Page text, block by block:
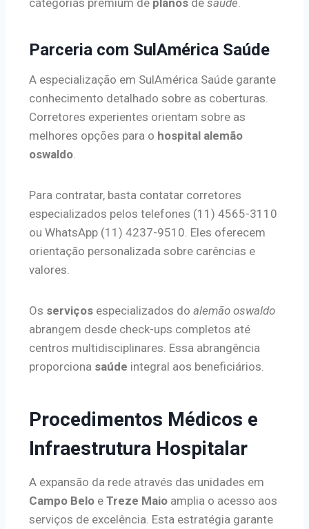
categorias premium de planos de saúde.
Parceria com SulAmérica Saúde
A especialização em SulAmérica Saúde garante
conhecimento detalhado sobre as coberturas.
Corretores experientes orientam sobre as
melhores opções para o hospital alemão
oswaldo.
Para contratar, basta contatar corretores
especializados pelos telefones (11) 4565-3110
ou WhatsApp (11) 4237-9510. Eles oferecem
orientação personalizada sobre carências e
valores.
Os serviços especializados do alemão oswaldo
abrangem desde check-ups completos até
centros multidisciplinares. Essa abrangência
proporciona saúde integral aos beneficiários.
Procedimentos Médicos e
Infraestrutura Hospitalar
A expansão da rede através das unidades em
Campo Belo e Treze Maio amplia o acesso aos
serviços de excelência. Esta estratégia garante